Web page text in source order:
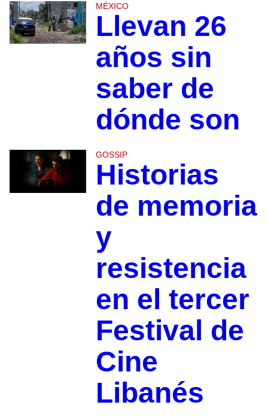
MÉXICO
Llevan 26
años sin
saber de
dónde son
GOSSIP
Historias
de memoria
y
resistencia
en el tercer
Festival de
Cine
Libanés